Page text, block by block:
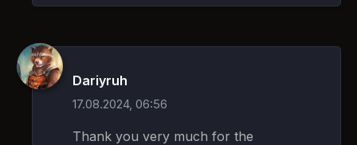
Dariyruh
17.08.2024, 06:56
Thank you very much for the